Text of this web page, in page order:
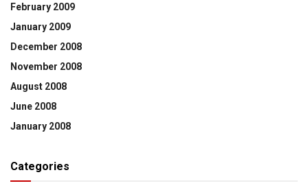
February 2009
January 2009
December 2008
November 2008
August 2008
June 2008
January 2008
Categories